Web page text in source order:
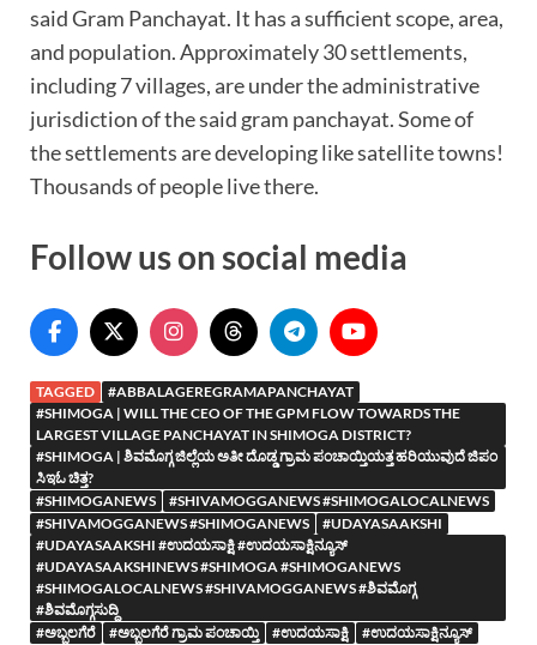
said Gram Panchayat. It has a sufficient scope, area,
and population. Approximately 30 settlements,
including 7 villages, are under the administrative
jurisdiction of the said gram panchayat. Some of
the settlements are developing like satellite towns!
Thousands of people live there.
Follow us on social media
TAGGED
#ABBALAGEREGRAMAPANCHAYAT
#SHIMOGA | WILL THE CEO OF THE GPM FLOW TOWARDS THE
LARGEST VILLAGE PANCHAYAT IN SHIMOGA DISTRICT?
#SHIMOGA | ಶಿವಮೊಗ್ಗ ಜಿಲ್ಲೆಯ ಅತೀ ದೊಡ್ಡ ಗ್ರಾಮ ಪಂಚಾಯ್ತಿಯತ್ತ ಹರಿಯುವುದೆ ಜಿಪಂ
ಸಿಇಓ ಚಿತ್ತ?
#SHIMOGANEWS
#SHIVAMOGGANEWS #SHIMOGALOCALNEWS
#SHIVAMOGGANEWS #SHIMOGANEWS
#UDAYASAAKSHI
#UDAYASAAKSHI #ಉದಯಸಾಕ್ಷಿ #ಉದಯಸಾಕ್ಷಿನ್ಯೂಸ್
#UDAYASAAKSHINEWS #SHIMOGA #SHIMOGANEWS
#SHIMOGALOCALNEWS #SHIVAMOGGANEWS #ಶಿವಮೊಗ್ಗ
#ಶಿವಮೊಗ್ಗಸುದ್ದಿ
#ಅಬ್ಬಲಗೆರೆ
#ಅಬ್ಬಲಗೆರೆ ಗ್ರಾಮ ಪಂಚಾಯ್ತಿ #ಉದಯಸಾಕ್ಷಿ
#ಉದಯಸಾಕ್ಷಿನ್ಯೂಸ್